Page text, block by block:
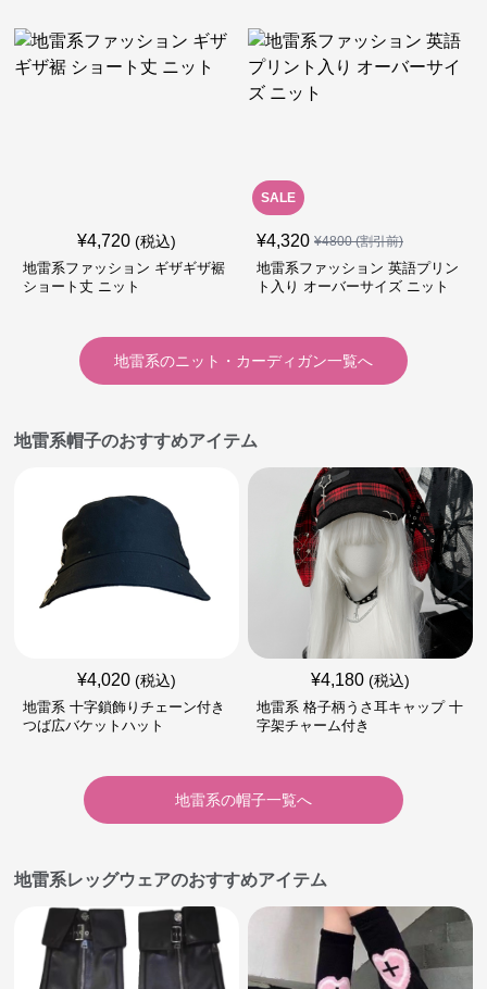
¥4,720 (税込)
地雷系ファッション ギザギザ裾
ショート丈 ニット
SALE
¥4,320 ¥4800(割引前)
地雷系ファッション 英語プリン
ト入り オーバーサイズ ニット
地雷系のニット・カーディガン一覧へ
地雷系帽子のおすすめアイテム
¥4,020 (税込)
地雷系 十字鎖飾りチェーン付き
つば広バケットハット
¥4,180 (税込)
地雷系 格子柄うさ耳キャップ 十
字架チャーム付き
地雷系の帽子一覧へ
地雷系レッグウェアのおすすめアイテム